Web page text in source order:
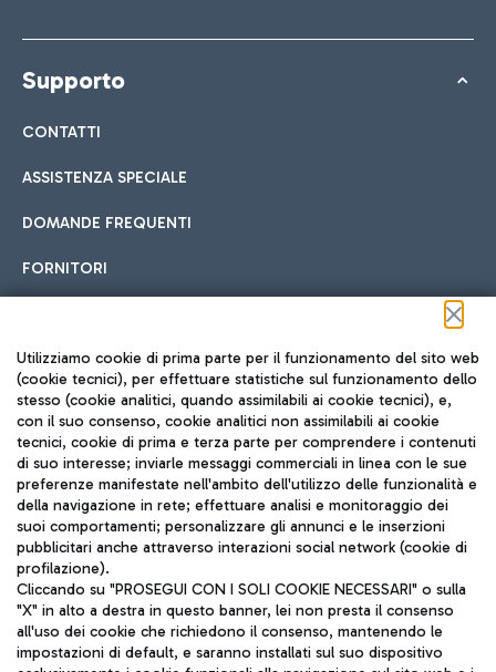
Supporto
CONTATTI
ASSISTENZA SPECIALE
DOMANDE FREQUENTI
FORNITORI
Seguici sui social
TRAVEL JOURNAL
ITA
Utilizziamo cookie di prima parte per il funzionamento del sito web
(cookie tecnici), per effettuare statistiche sul funzionamento dello
stesso (cookie analitici, quando assimilabili ai cookie tecnici), e,
con il suo consenso, cookie analitici non assimilabili ai cookie
tecnici, cookie di prima e terza parte per comprendere i contenuti
di suo interesse; inviarle messaggi commerciali in linea con le sue
preferenze manifestate nell'ambito dell'utilizzo delle funzionalità e
della navigazione in rete; effettuare analisi e monitoraggio dei
suoi comportamenti; personalizzare gli annunci e le inserzioni
pubblicitari anche attraverso interazioni social network (cookie di
profilazione).
Cliccando su "PROSEGUI CON I SOLI COOKIE NECESSARI" o sulla
"X" in alto a destra in questo banner, lei non presta il consenso
all'uso dei cookie che richiedono il consenso, mantenendo le
impostazioni di default, e saranno installati sul suo dispositivo